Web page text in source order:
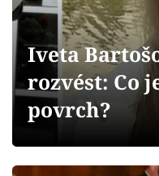
Videa
Sledujte prima+
Iveta
rozvést: Co
povrch?